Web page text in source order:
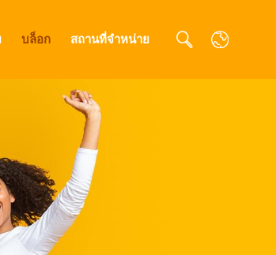
บล็อก สถานที่จำหน่าย